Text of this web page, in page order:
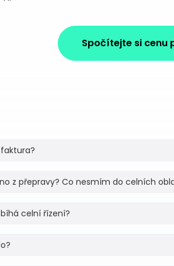
Spočítejte si cenu
z přepravy? Co nesmím do celních
celní řízení?